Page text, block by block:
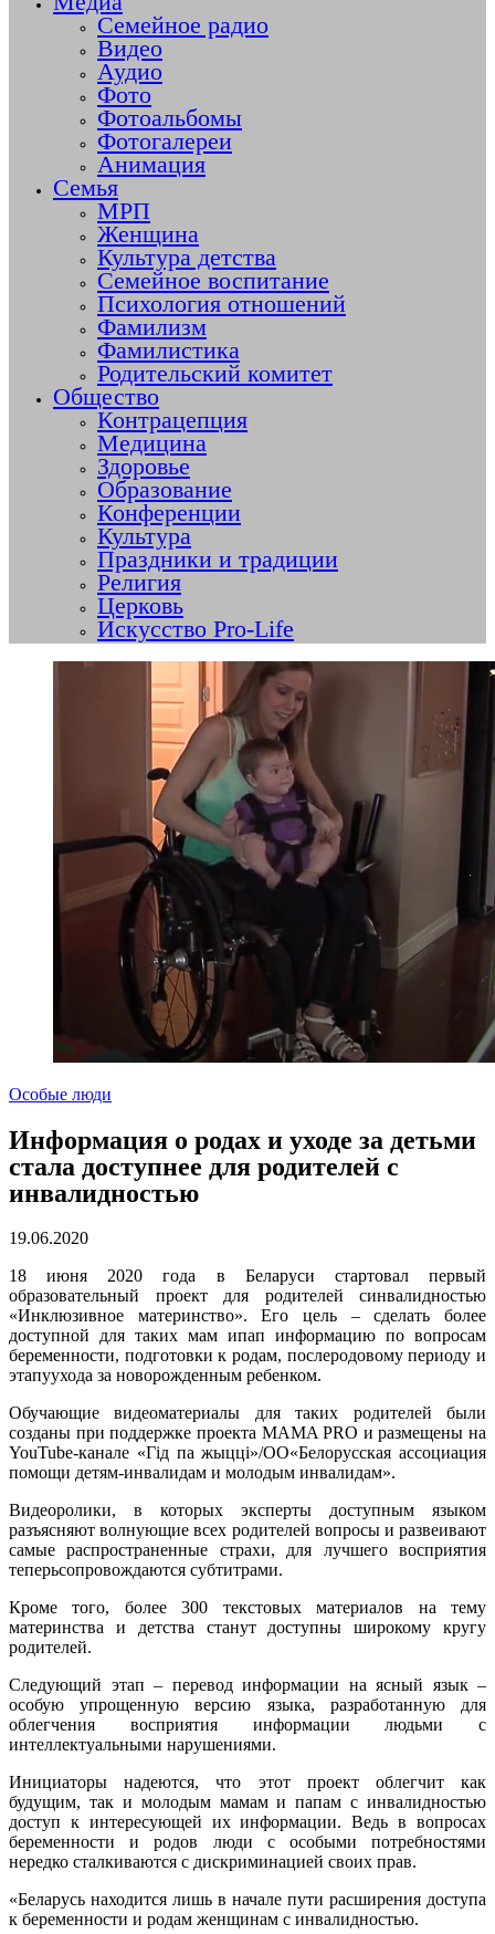
Семейное радио
Видео
Аудио
Фото
Фотоальбомы
Фотогалереи
Анимация
Семья
МРП
Женщина
Культура детства
Семейное воспитание
Психология отношений
Фамилизм
Фамилистика
Родительский комитет
Общество
Контрацепция
Медицина
Здоровье
Образование
Конференции
Культура
Праздники и традиции
Религия
Церковь
Искусство Pro-Life
Особые люди
Информация о родах и уходе за детьми
стала доступнее для родителей с
инвалидностью
19.06.2020
18 июня 2020 года в Беларуси стартовал первый
образовательный проект для родителей синвалидностью
«Инклюзивное материнство». Его цель – сделать более
доступной для таких мам ипап информацию по вопросам
беременности, подготовки к родам, послеродовому периоду и
этапуухода за новорожденным ребенком.
Обучающие видеоматериалы для таких родителей были
созданы при поддержке проекта MAMA PRO и размещены на
YouTube-канале «Гiд па жыццi»/ОО«Белорусская ассоциация
помощи детям-инвалидам и молодым инвалидам».
Видеоролики, в которых эксперты доступным языком
разъясняют волнующие всех родителей вопросы и развеивают
самые распространенные страхи, для лучшего восприятия
теперьсопровождаются субтитрами.
Кроме того, более 300 текстовых материалов на тему
материнства и детства станут доступны широкому кругу
родителей.
Следующий этап – перевод информации на ясный язык –
особую упрощенную версию языка, разработанную для
облегчения восприятия информации людьми с
интеллектуальными нарушениями.
Инициаторы надеются, что этот проект облегчит как
будущим, так и молодым мамам и папам с инвалидностью
доступ к интересующей их информации. Ведь в вопросах
беременности и родов люди с особыми потребностями
нередко сталкиваются с дискриминацией своих прав.
«Беларусь находится лишь в начале пути расширения доступа
к беременности и родам женщинам с инвалидностью.